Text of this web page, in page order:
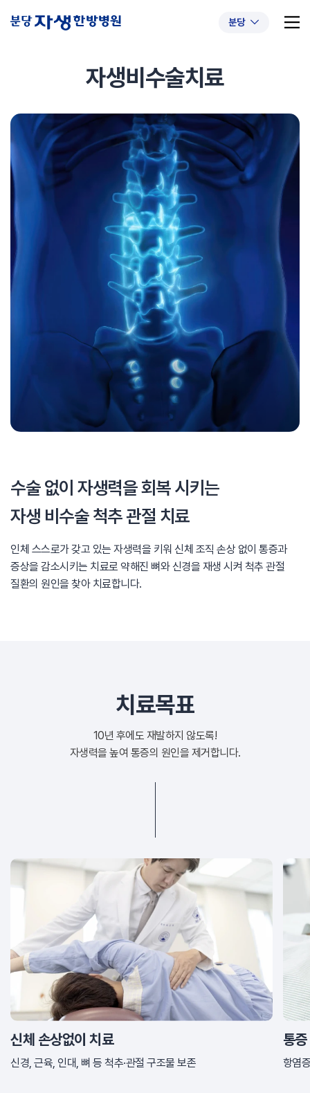
분당
추천 검색어 #초음파약침 #척추압박골절
#교통사고후유증 #허리디스크 #목디스크
자생비수술치료
수술 없이 자생력을 회복 시키는
자생 비수술 척추 관절 치료
인체 스스로가 갖고 있는 자생력을 키워 신체 조직 손상 없이 통증과
증상을 감소시키는 치료로 약해진 뼈와 신경을 재생 시켜 척추 관절
질환의 원인을 찾아 치료합니다.
치료목표
10년 후에도 재발하지 않도록!
자생력을 높여 통증의 원인을 제거합니다.
신체 손상없이 치료
신경, 근육, 인대, 뼈 등 척추·관절 구조물 보존
통
항염